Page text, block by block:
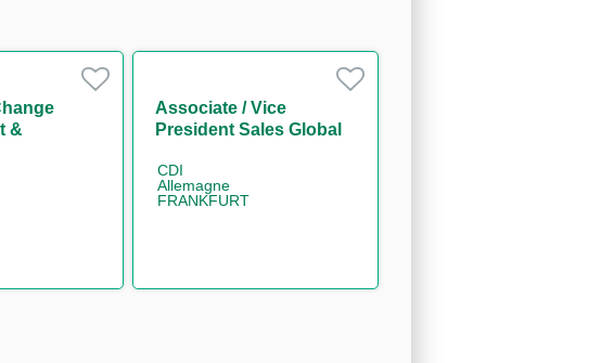
&
Associate / Vice
President Sales Global
Sales Flow Generalist)
m/w/d
CDI
Allemagne
FRANKFURT